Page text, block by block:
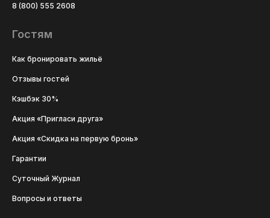
8 (800) 555 2608
Гостям
Как бронировать жильё
Отзывы гостей
Кэшбэк 30%
Акция «Пригласи друга»
Акция «Скидка на первую бронь»
Гарантии
Суточный Журнал
Вопросы и ответы